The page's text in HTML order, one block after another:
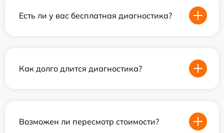
Есть ли у вас бесплатная диагностика?
Как долго длится диагностика?
Возможен ли пересмотр стоимости?